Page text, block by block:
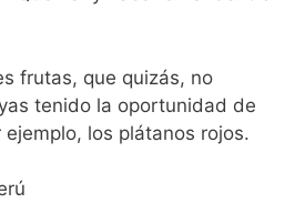
frutas, que quizás, no
tenido la oportunidad de
los plátanos rojos.